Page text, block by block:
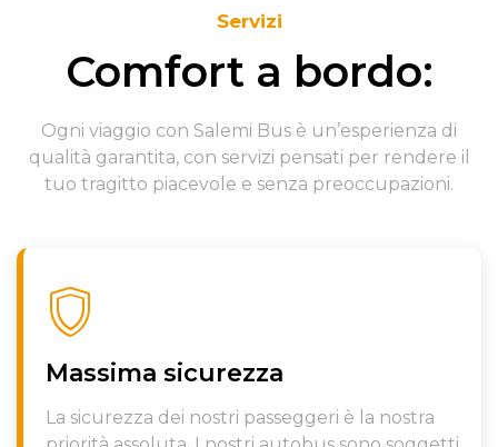
Servizi
Comfort a bordo:
Ogni viaggio con Salemi Bus è un’esperienza di
qualità garantita, con servizi pensati per rendere il
tuo tragitto piacevole e senza preoccupazioni.
Massima sicurezza
La sicurezza dei nostri passeggeri è la nostra